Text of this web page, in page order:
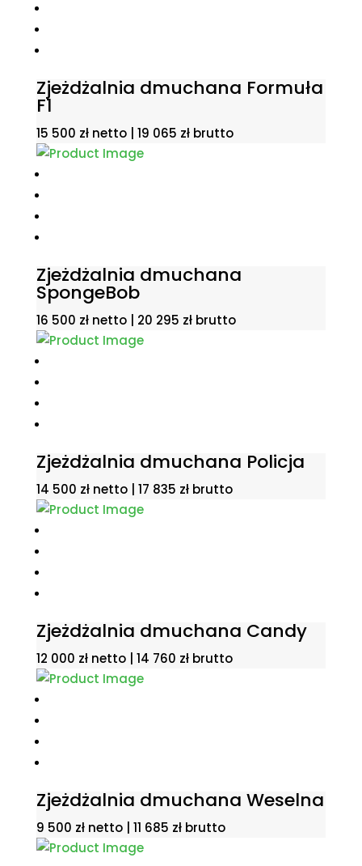
Zjeżdżalnia dmuchana Formuła
F1
15 500 zł netto | 19 065 złbrutto
Zjeżdżalnia dmuchana
SpongeBob
16 500 zł netto | 20 295 złbrutto
Zjeżdżalnia dmuchana Policja
14 500 zł netto | 17 835 złbrutto
Zjeżdżalnia dmuchana Candy
12 000 zł netto | 14 760 złbrutto
Zjeżdżalnia dmuchana Weselna
9 500 zł netto | 11 685 złbrutto